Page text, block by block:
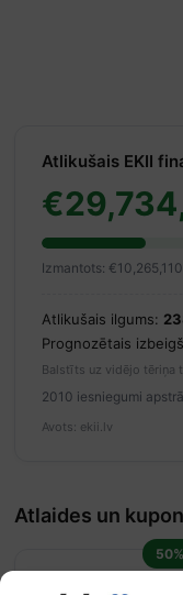
Atlikušais EKII
Izmantots:
Atlikušais ilgums:
Prognozētais
Balstīts uz vidējo tēriņa
2010 iesniegumi
Avots: ekii.lv
Atlaides un